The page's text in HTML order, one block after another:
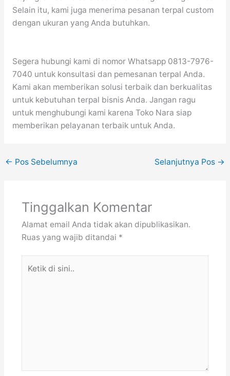
Selain itu, kami juga menerima pesanan terpal custom
dengan ukuran yang Anda butuhkan.
Segera hubungi kami di nomor Whatsapp 0813-7976-
7040 untuk konsultasi dan pemesanan terpal Anda.
Kami akan memberikan solusi terbaik dan berkualitas
untuk kebutuhan terpal bisnis Anda. Jangan ragu
untuk menghubungi kami karena Toko Nara siap
memberikan pelayanan terbaik untuk Anda.
← Pos Sebelumnya Selanjutnya Pos →
Tinggalkan Komentar
Alamat email Anda tidak akan dipublikasikan.
Ruas yang wajib ditandai *